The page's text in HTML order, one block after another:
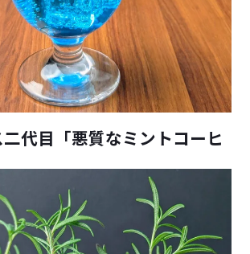
代目「悪質なミントコーヒ